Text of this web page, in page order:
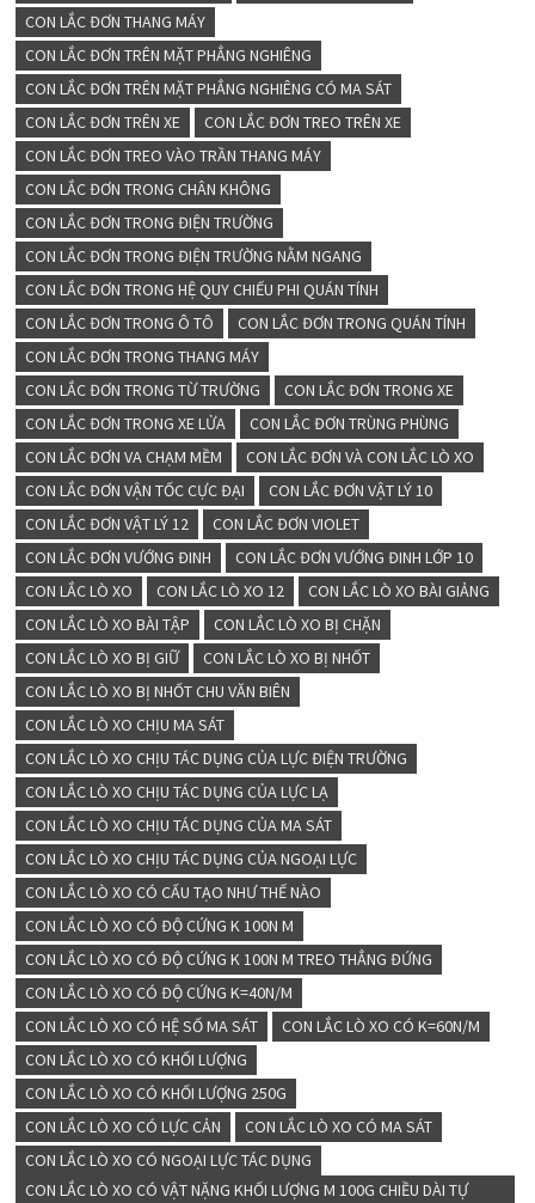
CON LẮC ĐƠN THANG MÁY
CON LẮC ĐƠN TRÊN MẶT PHẲNG NGHIÊNG
CON LẮC ĐƠN TRÊN MẶT PHẲNG NGHIÊNG CÓ MA SÁT
CON LẮC ĐƠN TRÊN XE
CON LẮC ĐƠN TREO TRÊN XE
CON LẮC ĐƠN TREO VÀO TRẦN THANG MÁY
CON LẮC ĐƠN TRONG CHÂN KHÔNG
CON LẮC ĐƠN TRONG ĐIỆN TRƯỜNG
CON LẮC ĐƠN TRONG ĐIỆN TRƯỜNG NẰM NGANG
CON LẮC ĐƠN TRONG HỆ QUY CHIẾU PHI QUÁN TÍNH
CON LẮC ĐƠN TRONG Ô TÔ
CON LẮC ĐƠN TRONG QUÁN TÍNH
CON LẮC ĐƠN TRONG THANG MÁY
CON LẮC ĐƠN TRONG TỪ TRƯỜNG
CON LẮC ĐƠN TRONG XE
CON LẮC ĐƠN TRONG XE LỬA
CON LẮC ĐƠN TRÙNG PHÙNG
CON LẮC ĐƠN VA CHẠM MỀM
CON LẮC ĐƠN VÀ CON LẮC LÒ XO
CON LẮC ĐƠN VẬN TỐC CỰC ĐẠI
CON LẮC ĐƠN VẬT LÝ 10
CON LẮC ĐƠN VẬT LÝ 12
CON LẮC ĐƠN VIOLET
CON LẮC ĐƠN VƯỚNG ĐINH
CON LẮC ĐƠN VƯỚNG ĐINH LỚP 10
CON LẮC LÒ XO
CON LẮC LÒ XO 12
CON LẮC LÒ XO BÀI GIẢNG
CON LẮC LÒ XO BÀI TẬP
CON LẮC LÒ XO BỊ CHẶN
CON LẮC LÒ XO BỊ GIỮ
CON LẮC LÒ XO BỊ NHỐT
CON LẮC LÒ XO BỊ NHỐT CHU VĂN BIÊN
CON LẮC LÒ XO CHỊU MA SÁT
CON LẮC LÒ XO CHỊU TÁC DỤNG CỦA LỰC ĐIỆN TRƯỜNG
CON LẮC LÒ XO CHỊU TÁC DỤNG CỦA LỰC LẠ
CON LẮC LÒ XO CHỊU TÁC DỤNG CỦA MA SÁT
CON LẮC LÒ XO CHỊU TÁC DỤNG CỦA NGOẠI LỰC
CON LẮC LÒ XO CÓ CẤU TẠO NHƯ THẾ NÀO
CON LẮC LÒ XO CÓ ĐỘ CỨNG K 100N M
CON LẮC LÒ XO CÓ ĐỘ CỨNG K 100N M TREO THẲNG ĐỨNG
CON LẮC LÒ XO CÓ ĐỘ CỨNG K=40N/M
CON LẮC LÒ XO CÓ HỆ SỐ MA SÁT
CON LẮC LÒ XO CÓ K=60N/M
CON LẮC LÒ XO CÓ KHỐI LƯỢNG
CON LẮC LÒ XO CÓ KHỐI LƯỢNG 250G
CON LẮC LÒ XO CÓ LỰC CẢN
CON LẮC LÒ XO CÓ MA SÁT
CON LẮC LÒ XO CÓ NGOẠI LỰC TÁC DỤNG
CON LẮC LÒ XO CÓ VẬT NẶNG KHỐI LƯỢNG M 100G CHIỀU DÀI TỰ